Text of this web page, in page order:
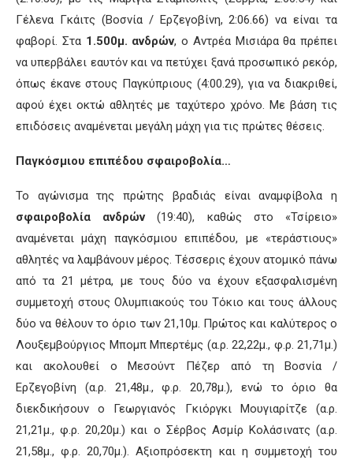
Γέλενα Γκάιτς (Βοσνία / Ερζεγοβίνη, 2:06.66) να είναι τα
φαβορί. Στα 1.500μ. ανδρών, ο Αντρέα Μισιάρα θα πρέπει
να υπερβάλει εαυτόν και να πετύχει ξανά προσωπικό ρεκόρ,
όπως έκανε στους Παγκύπριους (4:00.29), για να διακριθεί,
αφού έχει οκτώ αθλητές με ταχύτερο χρόνο. Με βάση τις
επιδόσεις αναμένεται μεγάλη μάχη για τις πρώτες θέσεις.
Παγκόσμιου επιπέδου σφαιροβολία…
Το αγώνισμα της πρώτης βραδιάς είναι αναμφίβολα η
σφαιροβολία ανδρών(19:40), καθώς στο «Τσίρειο»
αναμένεται μάχη παγκόσμιου επιπέδου, με «τεράστιους»
αθλητές να λαμβάνουν μέρος. Τέσσερις έχουν ατομικό πάνω
από τα 21 μέτρα, με τους δύο να έχουν εξασφαλισμένη
συμμετοχή στους Ολυμπιακούς του Τόκιο και τους άλλους
δύο να θέλουν το όριο των 21,10μ. Πρώτος και καλύτερος ο
Λουξεμβούργιος Μπομπ Μπερτέμς (α.ρ. 22,22μ., φ.ρ. 21,71μ.)
και ακολουθεί ο Μεσούντ Πέζερ από τη Βοσνία /
Ερζεγοβίνη (α.ρ. 21,48μ., φ.ρ. 20,78μ.), ενώ το όριο θα
διεκδικήσουν ο Γεωργιανός Γκιόργκι Μουγιαρίτζε (α.ρ.
21,21μ., φ.ρ. 20,20μ.) και ο Σέρβος Ασμίρ Κολάσινατς (α.ρ.
21,58μ., φ.ρ. 20,70μ.). Αξιοπρόσεκτη και η συμμετοχή του